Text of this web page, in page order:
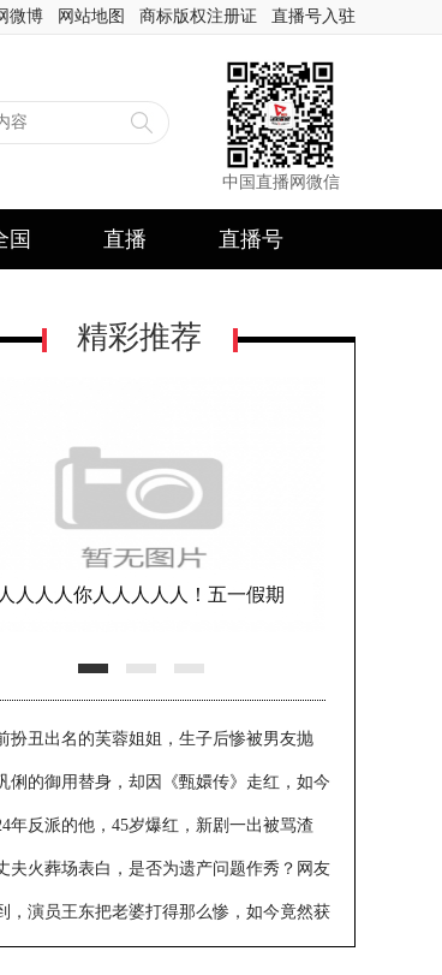
微博 网站地图 商标版权注册证 直播号入驻
中国直播网微信
国 直播 直播号
精彩推荐
人人人你人人人人人！五一假期
扮丑出名的芙蓉姐姐，生子后惨被男友抛
成亿万富豪
俐的御用替身，却因《甄嬛传》走红，如今
逆风翻盘
年反派的他，45岁爆红，新剧一出被骂渣
：没眼看！
夫火葬场表白，是否为遗产问题作秀？网友
动机
，演员王东把老婆打得那么惨，如今竟然获